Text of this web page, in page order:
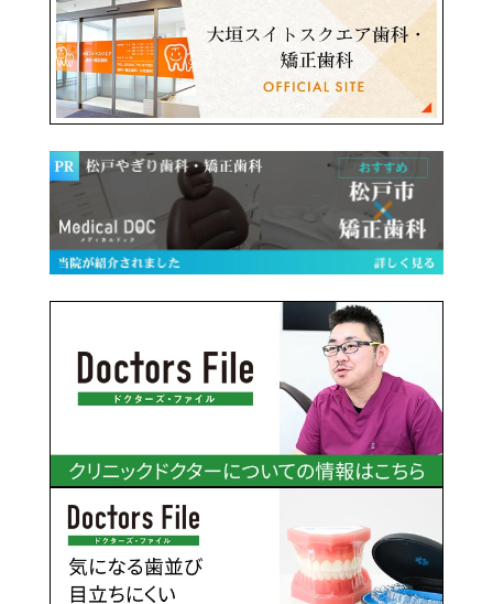
向いていません。
・人工歯や金属による変色歯はホワイト
ニングでは白くできません。
・薬物性の変色、神経を除去された歯は
ホワイトニング効果が出にくい場合が多
いです。
・ホワイトニング中やホワイトニング後
しばらくは、色の濃い飲食でホワイトニ
ング効果が落ちる場合があります。
・ホームホワイトニング用のマウスピー
スにより、一時的に歯ぐきに炎症が起こ
る場合があります。
・ホワイトニングは健康保険が効きませ
んので、自費診療となります。